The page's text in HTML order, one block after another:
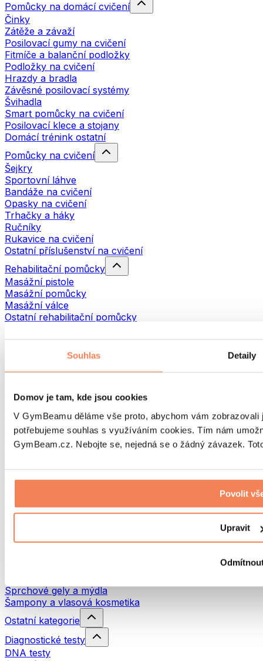
Souhlas Detaily
Domov je tam, kde jsou cookies
V GymBeamu děláme vše proto, abychom vám
potřebujeme souhlas s využíváním cookies. Tím nám
GymBeam.cz. Nebojte se, nejedná se o žádný závazek.
Povolit
Upravit
Pomůcky na domácí cvičení
Činky
Zátěže a závaží
Posilovací gumy na cvičení
Fitmíče a balanční podložky
Podložky na cvičení
Hrazdy a bradla
Závěsné posilovací systémy
Švihadla
Smart pomůcky na cvičení
Posilovací klece a stojany
Domácí trénink ostatní
Pomůcky na cvičení
Šejkry
Sportovní láhve
Bandáže na cvičení
Opasky na cvičení
Trhačky a háky
Ručníky
Rukavice na cvičení
Ostatní příslušenství na cvičení
Rehabilitační pomůcky
Masážní pistole
Masážní pomůcky
Masážní válce
Ostatní rehabilitační pomůcky
Batohy
Běh
Bojové sporty
Cyklistika
Jóga a pilates
Otužování
Turistika
Red Light Therapy
Vodní filtry a konvice
Sprchové gely a mýdla
Šampony a vlasová kosmetika
Ostatní kategorie
Diagnostické testy
DNA testy